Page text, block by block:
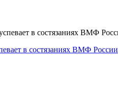
в состязаниях ВМФ России